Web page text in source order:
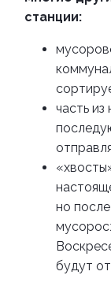
станции:
часть
но
будут